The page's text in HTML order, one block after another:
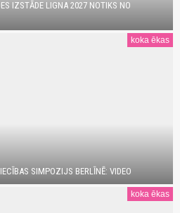
IZSTĀDE LIGNA 2027 NOTIKS NO
koka ēkas
SIMPOZIJS BERLĪNĒ: VIDEO
koka ēkas